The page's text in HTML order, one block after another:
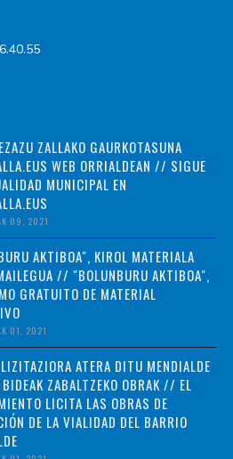
ZALLAKO GAURKOTASUNA
WEB ORRIALDEAN // SIGUE
MUNICIPAL EN
09, 2021
AKTIBOA", KIROL MATERIALA
// "BOLUNBURU AKTIBOA",
GRATUITO DE MATERIAL
01, 2021
ATERA DITU MENDIALDE
BIDEAK ZABALTZEKO OBRAK // EL
LICITA LAS OBRAS DE
DE LA VIALIDAD DEL BARRIO